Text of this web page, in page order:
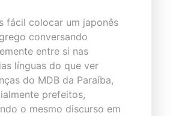
fácil colocar um japonês
conversando
entre si nas
línguas do que ver
do MDB da Paraíba,
prefeitos,
o mesmo discurso em